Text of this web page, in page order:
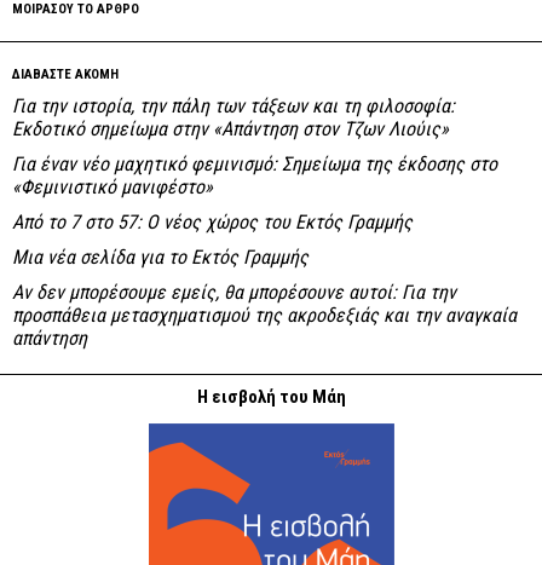
ΜΟΙΡΑΣΟΥ ΤΟ ΑΡΘΡΟ
ΔΙΑΒΑΣΤΕ ΑΚΟΜΗ
Για την ιστορία, την πάλη των τάξεων και τη φιλοσοφία:
Εκδοτικό σημείωμα στην «Απάντηση στον Τζων Λιούις»
Για έναν νέο μαχητικό φεμινισμό: Σημείωμα της έκδοσης στο
«Φεμινιστικό μανιφέστο»
Από το 7 στο 57: Ο νέος χώρος του Εκτός Γραμμής
Μια νέα σελίδα για το Εκτός Γραμμής
Αν δεν μπορέσουμε εμείς, θα μπορέσουνε αυτοί: Για την
προσπάθεια μετασχηματισμού της ακροδεξιάς και την αναγκαία
απάντηση
Η εισβολή του Μάη